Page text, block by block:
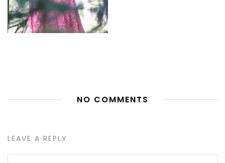
NO COMMENTS
LEAVE A REPLY